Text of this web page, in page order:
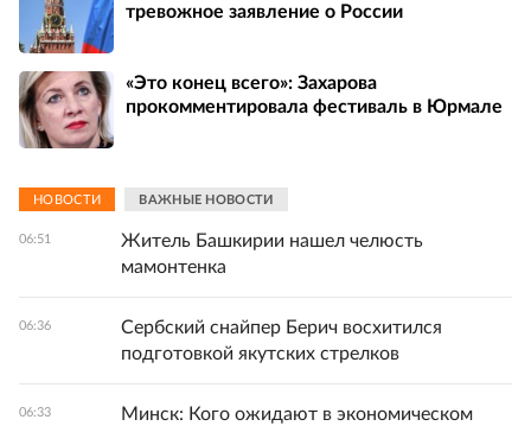
тревожное заявление о России
«Это конец всего»: Захарова
прокомментировала фестиваль в Юрмале
НОВОСТИ ВАЖНЫЕ НОВОСТИ
06:51
Житель Башкирии нашел челюсть
мамонтенка
06:36
Сербский снайпер Берич восхитился
подготовкой якутских стрелков
06:33
Минск: Кого ожидают в экономическом